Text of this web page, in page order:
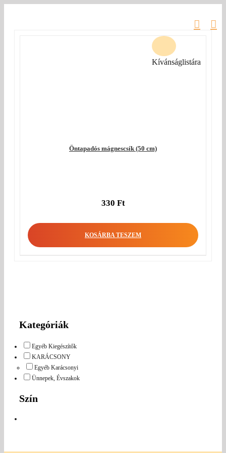
Öntapadós mágnescsík (50 cm)
330 Ft
KOSÁRBA TESZEM
Kívánságlistára
Kategóriák
Egyéb Kiegészítők
KARÁCSONY
Egyéb Karácsonyi
Ünnepek, Évszakok
Szín